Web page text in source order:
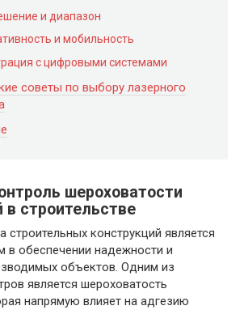
и диапазон
и мобильность
с цифровыми системами
советы по выбору лазерного
шероховатости
в строительстве
строительных конструкций является
в обеспечении надежности и
объектов. Одним из
является шероховатость
напрямую влияет на адгезию